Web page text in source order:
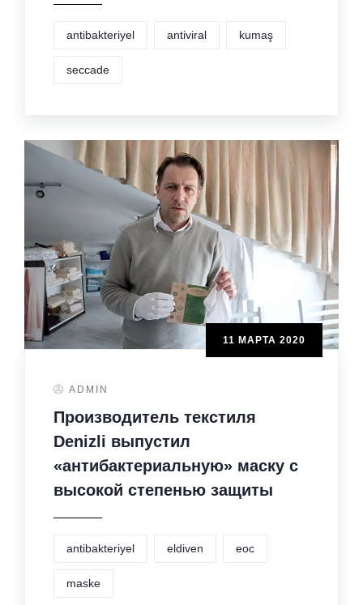
antibakteriyel antiviral kumaş
seccade
11 МАРТА 2020
ADMIN
Производитель текстиля
Denizli выпустил
«антибактериальную» маску с
высокой степенью защиты
antibakteriyel eldiven eoc
maske